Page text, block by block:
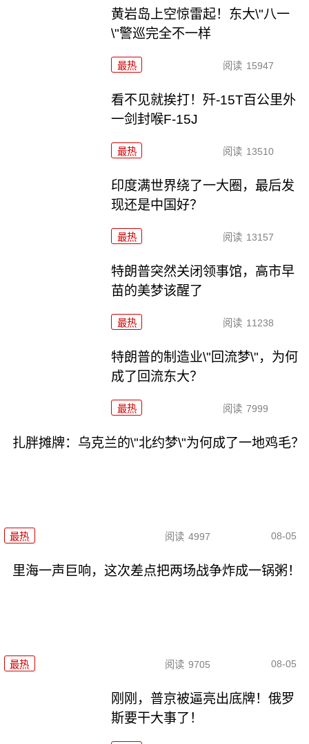
黄岩岛上空惊雷起！东大\"八一
\"警巡完全不一样
最热 阅读 15947
看不见就挨打！歼-15T百公里外
一剑封喉F-15J
最热 阅读 13510
印度满世界绕了一大圈，最后发
现还是中国好？
最热 阅读 13157
特朗普突然关闭领事馆，高市早
苗的美梦该醒了
最热 阅读 11238
特朗普的制造业\"回流梦\"，为何
成了回流东大？
最热 阅读 7999
扎胖摊牌：乌克兰的\"北约梦\"为何成了一地鸡毛？
最热 阅读 4997 08-05
里海一声巨响，这次差点把两场战争炸成一锅粥！
最热 阅读 9705 08-05
刚刚，普京被逼亮出底牌！俄罗
斯要干大事了！